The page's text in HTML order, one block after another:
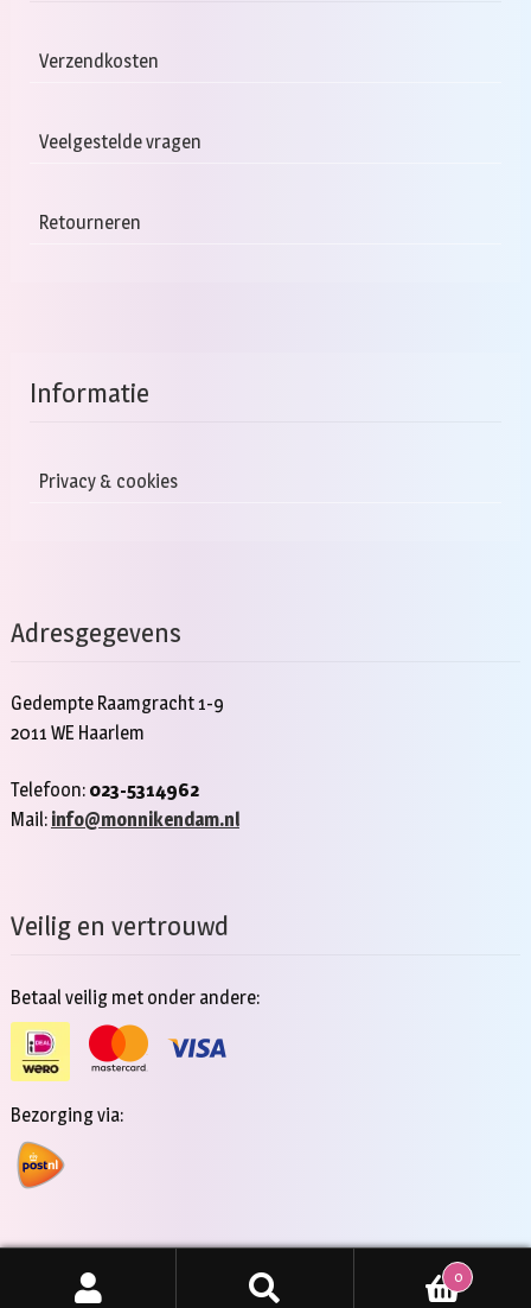
Verzendkosten
Veelgestelde vragen
Retourneren
Informatie
Privacy & cookies
Adresgegevens
Gedempte Raamgracht 1-9
2011 WE Haarlem
Telefoon: 023-5314962
Mail: info@monnikendam.nl
Veilig en vertrouwd
Betaal veilig met onder andere:
Bezorging via:
Copyright 2026 - Jan Monnikendam
0